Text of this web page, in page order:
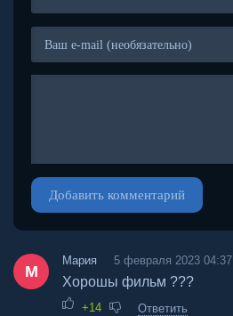
Добавить комментарий
М
Мария 5 февраля 2023 04:37
Хорошы фильм ???
+14 Ответить